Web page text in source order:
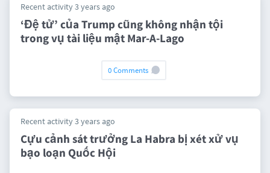
Recent activity 3 years ago
‘Đệ tử’ của Trump cũng không nhận tội
trong vụ tài liệu mật Mar-A-Lago
0 Comments
Recent activity 3 years ago
Cựu cảnh sát trưởng La Habra bị xét xử vụ
bạo loạn Quốc Hội